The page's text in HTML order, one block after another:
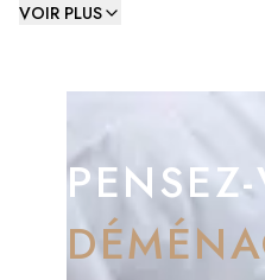
VOIR PLUS